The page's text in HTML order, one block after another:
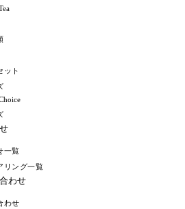
ット
一覧
リング一覧
わせ
わせ